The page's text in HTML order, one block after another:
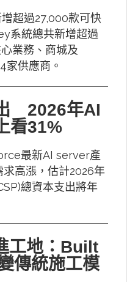
超過27,000款可快
系統總共新增超過
業務、商城及
家供應商。
2026年AI
看31%
最新AI server產
高漲，估計2026年
總資本支出將年
工地：Built
傳統施工模